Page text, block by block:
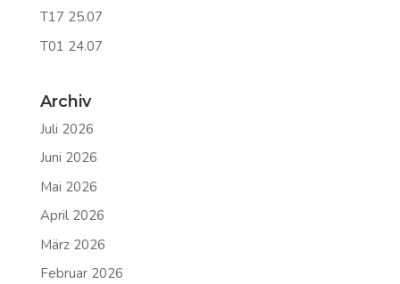
T17 25.07
T01 24.07
Archiv
Juli 2026
Juni 2026
Mai 2026
April 2026
März 2026
Februar 2026